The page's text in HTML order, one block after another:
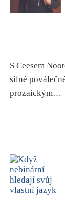
S Ceesem
silné
prozaickým…